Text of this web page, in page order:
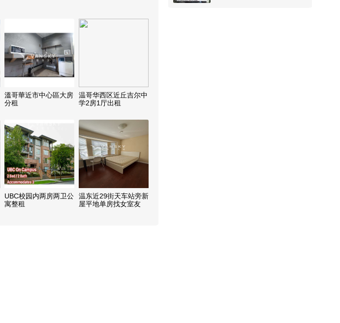
溫哥華近市中心區大房
分租
温哥华西区近丘吉尔中
学2房1厅出租
UBC校园内两房两卫公
寓整租
温东近29街天车站旁新
屋平地单房找女室友